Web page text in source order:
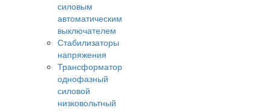
силовым
автоматическим
выключателем
Стабилизаторы
напряжения
Трансформатор
однофазный
силовой
низковольтный